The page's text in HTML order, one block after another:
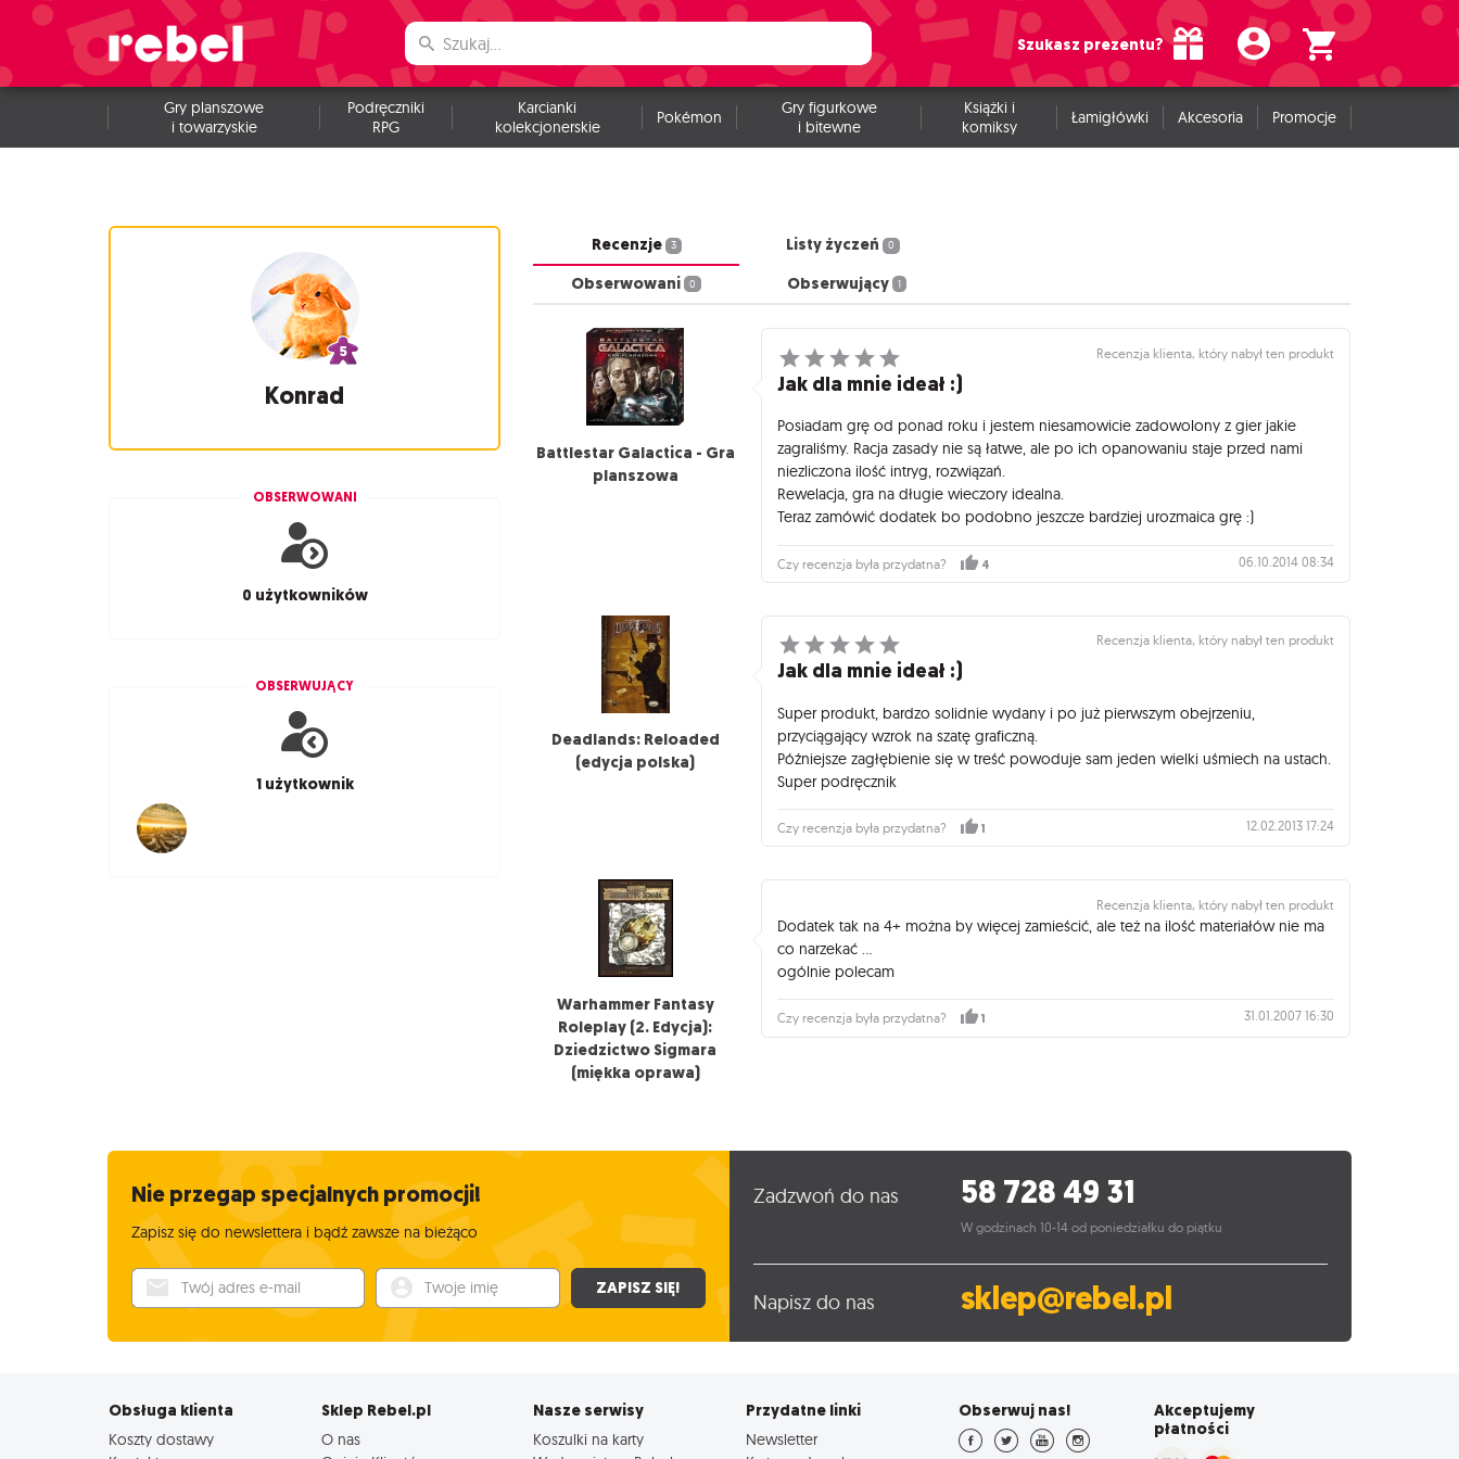
Szukasz prezentu?
Gry planszowe
i towarzyskie
Podręczniki
RPG
Karcianki
kolekcjonerskie
Pokémon
Gry figurkowe
i bitewne
Książki i
komiksy
Łamigłówki Akcesoria Promocje
Konrad
OBSERWOWANI
0 użytkowników
OBSERWUJĄCY
1 użytkownik
Recenzje 3 Listy życzeń 0
Obserwowani 0 Obserwujący 1
Battlestar Galactica - Gra
planszowa
Recenzja klienta, który nabył ten produkt
Jak dla mnie ideał :)
Posiadam grę od ponad roku i jestem niesamowicie zadowolony z gier jakie
zagraliśmy. Racja zasady nie są łatwe, ale po ich opanowaniu staje przed nami
niezliczona ilość intryg, rozwiązań.
Rewelacja, gra na długie wieczory idealna.
Teraz zamówić dodatek bo podobno jeszcze bardziej urozmaica grę :)
Czy recenzja była przydatna? 4 06.10.2014 08:34
Deadlands: Reloaded
(edycja polska)
Recenzja klienta, który nabył ten produkt
Jak dla mnie ideał :)
Super produkt, bardzo solidnie wydany i po już pierwszym obejrzeniu,
przyciągający wzrok na szatę graficzną.
Późniejsze zagłębienie się w treść powoduje sam jeden wielki uśmiech na ustach.
Super podręcznik
Czy recenzja była przydatna? 1 12.02.2013 17:24
Warhammer Fantasy
Roleplay (2. Edycja):
Dziedzictwo Sigmara
(miękka oprawa)
Recenzja klienta, który nabył ten produkt
Dodatek tak na 4+ można by więcej zamieścić, ale też na ilość materiałów nie ma
co narzekać ...
ogólnie polecam
Czy recenzja była przydatna? 1 31.01.2007 16:30
Nie przegap specjalnych promocji!
Zapisz się do newslettera i bądź zawsze na bieżąco
Twój adres e-mail Twoje imię ZAPISZ SIĘ!
Zadzwoń do nas 58 728 49 31
W godzinach 10-14 od poniedziałku do piątku
Napisz do nas sklep@rebel.pl
Obsługa klienta
Koszty dostawy
Sklep Rebel.pl
O nas
Nasze serwisy
Koszulki na karty
Przydatne linki
Newsletter
Obserwuj nas!
Akceptujemy
płatności